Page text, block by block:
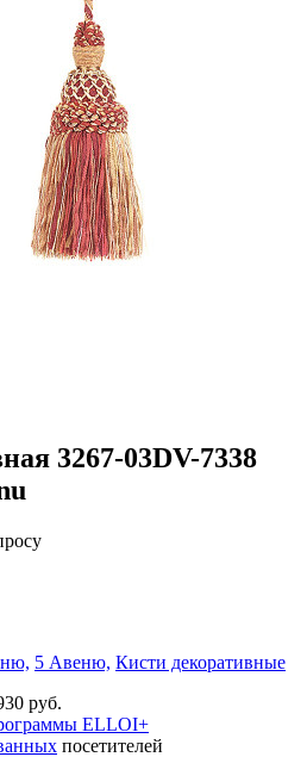
3267-03DV-7338
5 Авеню, Кисти декоративные
руб.
ELLOI+
посетителей